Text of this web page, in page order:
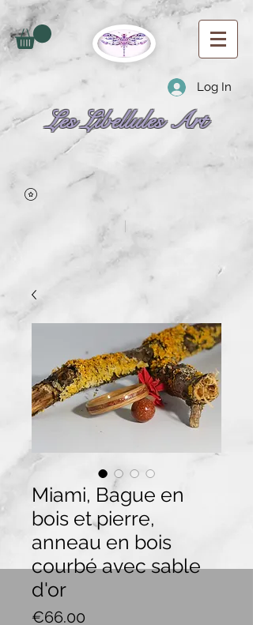
Log In
Les Libellules Art
Miami, Bague en
bois et pierre,
anneau en bois
courbé avec sable
d'or
€66.00